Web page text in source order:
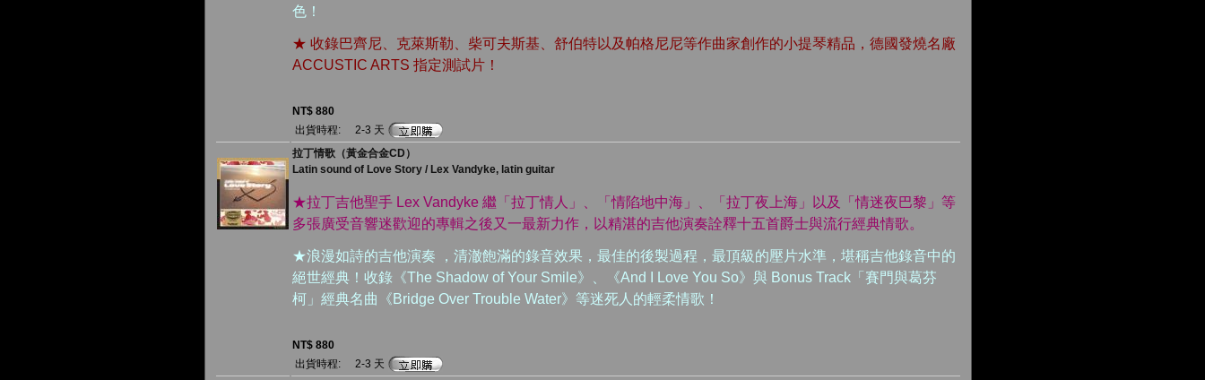
色！
★ 收錄巴齊尼、克萊斯勒、柴可夫斯基、舒伯特以及帕格尼尼等作曲家創作的小提琴精品，德國發燒名廠
ACCUSTIC ARTS 指定測試片！
NT$ 880
出貨時程:
2-3 天
拉丁情歌（黃金合金CD）
Latin sound of Love Story / Lex Vandyke, latin guitar
★拉丁吉他聖手 Lex Vandyke 繼「拉丁情人」、「情陷地中海」、「拉丁夜上海」以及「情迷夜巴黎」等
多張廣受音響迷歡迎的專輯之後又一最新力作，以精湛的吉他演奏詮釋十五首爵士與流行經典情歌。
★浪漫如詩的吉他演奏 ，清澈飽滿的錄音效果，最佳的後製過程，最頂級的壓片水準，堪稱吉他錄音中的
絕世經典！收錄《The Shadow of Your Smile》、《And I Love You So》與 Bonus Track「賽門與葛芬
柯」經典名曲《Bridge Over Trouble Water》等迷死人的輕柔情歌！
NT$ 880
出貨時程:
2-3 天